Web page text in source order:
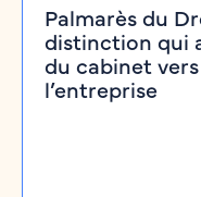
Palmarès du
distinction qui
du cabinet
l’entreprise